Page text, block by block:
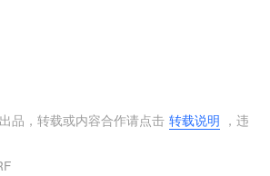
品，转载或内容合作请点击 转载说明 ，违